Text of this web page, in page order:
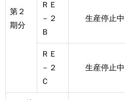
第２
期分
ＲＥ
－２
Ｂ
生産停止中
ＲＥ
－２
Ｃ
生産停止中